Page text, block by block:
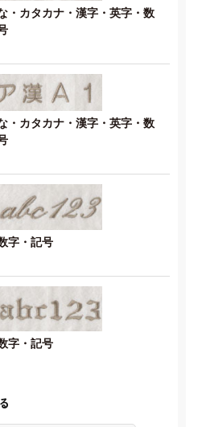
・カタカナ・漢字・英字・数
・カタカナ・漢字・英字・数
字・記号
字・記号